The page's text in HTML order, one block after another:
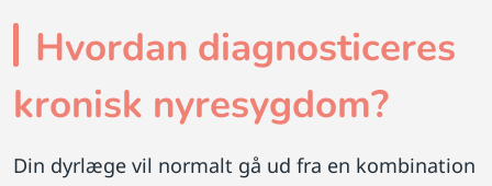
Hvordan diagnosticeres
kronisk nyresygdom?
Din dyrlæge vil normalt gå ud fra en kombination